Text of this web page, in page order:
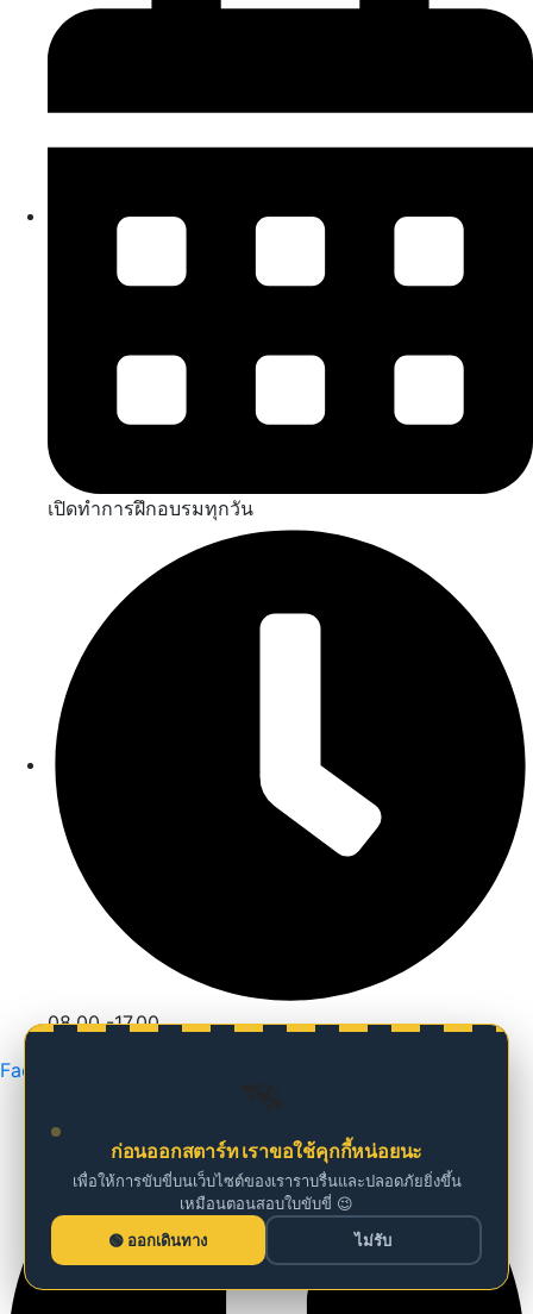
ก่อนออกสตาร์ท เราขอใช้คุกกี้หน่อยนะ
เพื่อให้การขับขี่บนเว็บไซต์ของเราราบรื่นและปลอดภัยยิ่งขึ้น
เหมือนตอนสอบใบขับขี่ 😉
ออกเดินทาง
ไม่รับ
เปิดทำการฝึกอบรมทุกวัน
08.00 -17.00
Facebook